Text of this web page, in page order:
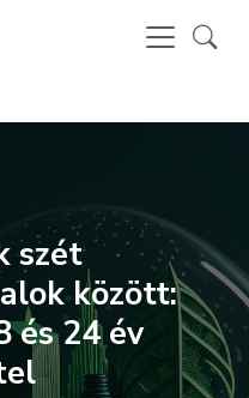
szét
között:
és 24 év